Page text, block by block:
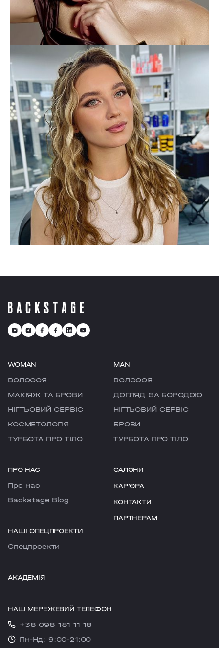
WOMAN
ВОЛОССЯ
МАКІЯЖ ТА БРОВИ
НІГТЬОВИЙ СЕРВІС
КОСМЕТОЛОГІЯ
ТУРБОТА ПРО ТІЛО
MAN
ВОЛОССЯ
ДОГЛЯД ЗА БОРОДОЮ
НІГТЬОВИЙ СЕРВІС
БРОВИ
ТУРБОТА ПРО ТІЛО
ПРО НАС
Про нас
Backstage Blog
НАШІ СПЕЦПРОЕКТИ
Cпецпроекти
САЛОНИ
КАРʼЄРА
КОНТАКТИ
ПАРТНЕРАМ
АКАДЕМІЯ
НАШ МЕРЕЖЕВИЙ ТЕЛЕФОН
+38 098 181 11 18
Пн-Нд: 9:00-21:00